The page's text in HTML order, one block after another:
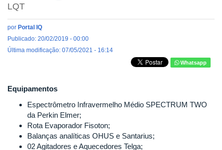
LQT
por Portal IQ
Publicado: 20/02/2019 - 00:00
Última modificação: 07/05/2021 - 16:14
Whatsapp
Equipamentos
Espectrômetro Infravermelho Médio SPECTRUM TWO
da Perkin Elmer;
Rota Evaporador Fisoton;
Balanças analíticas OHUS e Santarius;
02 Agitadores e Aquecedores Telga;